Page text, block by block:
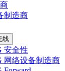
制造商
线
安全性
网络设备制造商